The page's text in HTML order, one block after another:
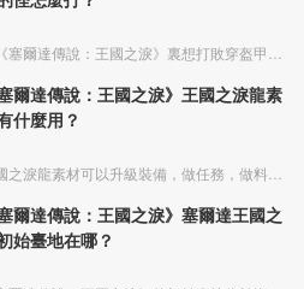
塞爾達傳說：王國之淚》王國之淚龍素
什麼用？
塞爾達傳說：王國之淚》塞爾達王國之
始臺地在哪？